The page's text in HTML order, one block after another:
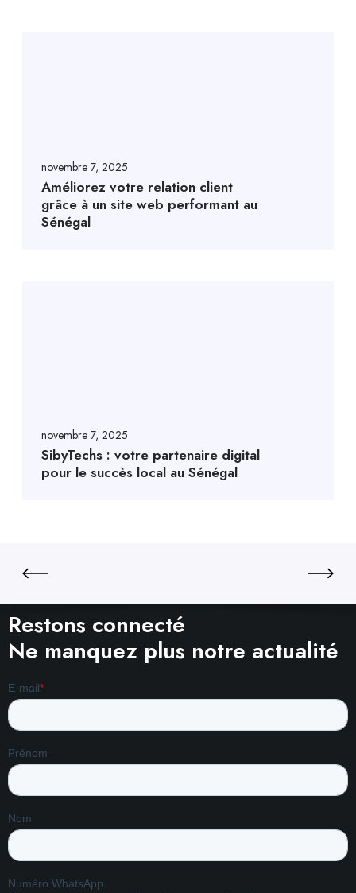
novembre 7, 2025
Améliorez votre relation client
grâce à un site web performant au
Sénégal
novembre 7, 2025
SibyTechs : votre partenaire digital
pour le succès local au Sénégal
Restons connecté
Ne manquez plus notre actualité